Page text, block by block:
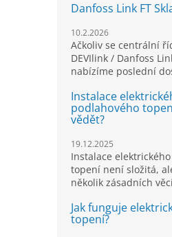
Danfoss Link FT
10.2.2026
Ačkoliv se centrální
DEVIlink / Danfoss
nabízíme poslední
Instalace
podlahového
vědět?
19.12.2025
Instalace
topení není složitá,
několik zásadních
Jak funguje
topení?